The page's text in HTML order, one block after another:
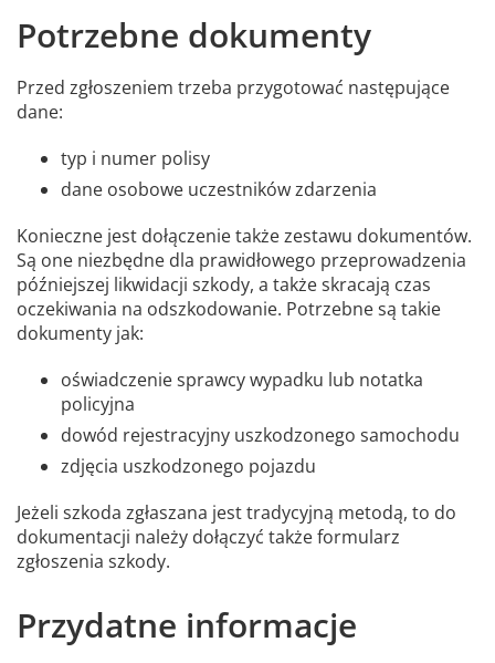
Potrzebne dokumenty
Przed zgłoszeniem trzeba przygotować następujące
dane:
typ i numer polisy
dane osobowe uczestników zdarzenia
Konieczne jest dołączenie także zestawu dokumentów.
Są one niezbędne dla prawidłowego przeprowadzenia
późniejszej likwidacji szkody, a także skracają czas
oczekiwania na odszkodowanie. Potrzebne są takie
dokumenty jak:
oświadczenie sprawcy wypadku lub notatka
policyjna
dowód rejestracyjny uszkodzonego samochodu
zdjęcia uszkodzonego pojazdu
Jeżeli szkoda zgłaszana jest tradycyjną metodą, to do
dokumentacji należy dołączyć także formularz
zgłoszenia szkody.
Przydatne informacje